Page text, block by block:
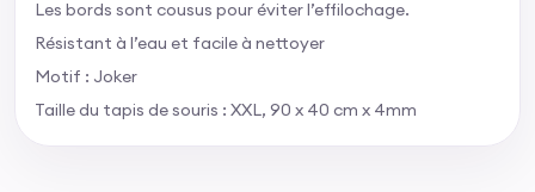
Les bords sont cousus pour éviter l’effilochage.
Résistant à l’eau et facile à nettoyer
Motif : Joker
Taille du tapis de souris : XXL, 90 x 40 cm x 4mm